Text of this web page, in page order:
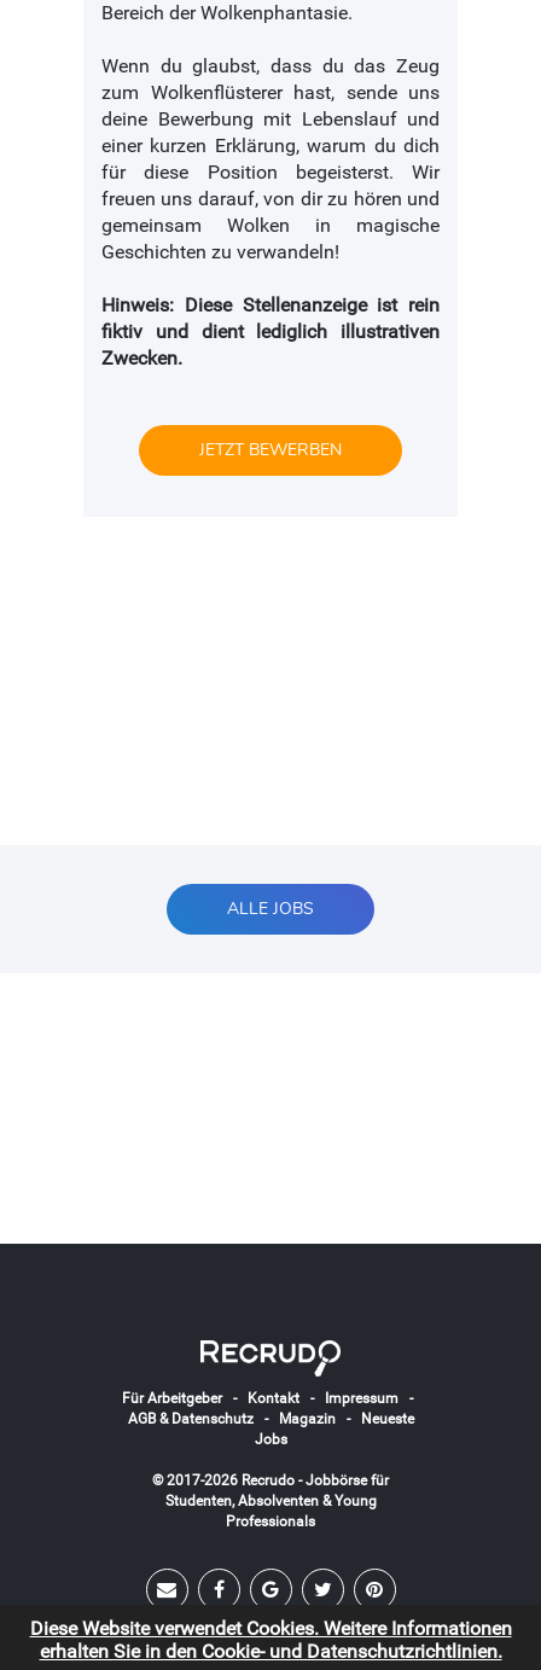
Bereich der Wolkenphantasie.
Wenn du glaubst, dass du das Zeug
zum Wolkenflüsterer hast, sende uns
deine Bewerbung mit Lebenslauf und
einer kurzen Erklärung, warum du dich
für diese Position begeisterst. Wir
freuen uns darauf, von dir zu hören und
gemeinsam Wolken in magische
Geschichten zu verwandeln!
Hinweis: Diese Stellenanzeige ist rein
fiktiv und dient lediglich illustrativen
Zwecken.
JETZT BEWERBEN
ALLE JOBS
Für Arbeitgeber- Kontakt- Impressum-
AGB & Datenschutz- Magazin-
Neueste
Jobs
© 2017-2026 Recrudo - Jobbörse für
Studenten, Absolventen & Young
Professionals
Diese Website verwendet Cookies. Weitere Informationen
erhalten Sie in den Cookie- und Datenschutzrichtlinien.